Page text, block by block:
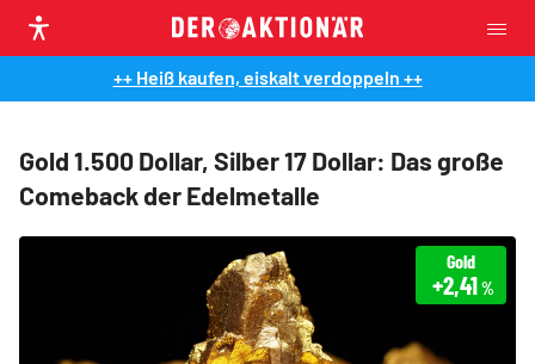
++ Heiß kaufen, eiskalt verdoppeln ++
Gold 1.500 Dollar, Silber 17 Dollar: Das große
Comeback der Edelmetalle
Gold
+2,41%